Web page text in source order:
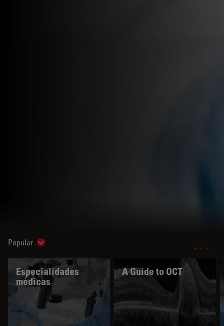
Popular Show subnavigation
Especialidades
médicas
A Guide to OCT